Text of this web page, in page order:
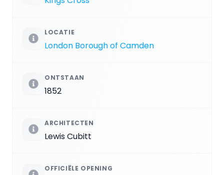
LOCATIE
London Borough of Camden
ONTSTAAN
1852
ARCHITECTEN
Lewis Cubitt
OFFICIËLE OPENING